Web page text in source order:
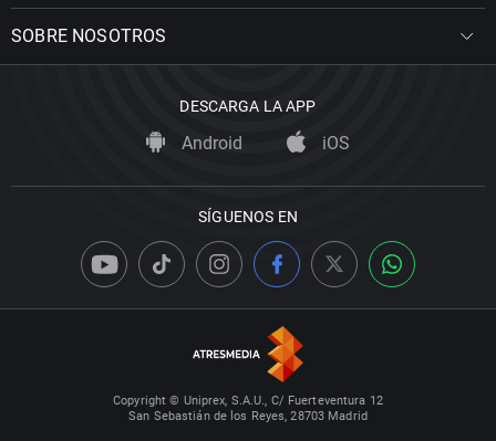
SOBRE NOSOTROS
DESCARGA LA APP
Android iOS
SÍGUENOS EN
Copyright © Uniprex, S.A.U., C/ Fuerteventura 12
San Sebastián de los Reyes, 28703 Madrid